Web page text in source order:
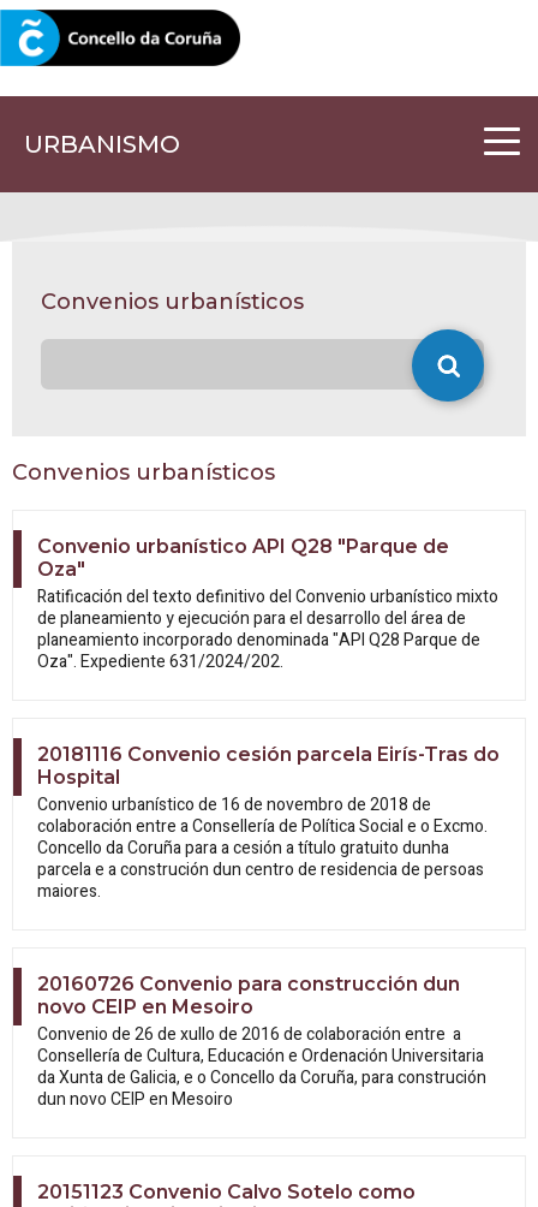
URBANISMO
CORUNA.GAL
Convenios urbanísticos
Convenios urbanísticos
Convenio urbanístico API Q28 "Parque de
Oza"
Ratificación del texto definitivo del Convenio urbanístico mixto
de planeamiento y ejecución para el desarrollo del área de
planeamiento incorporado denominada "API Q28 Parque de
Oza". Expediente 631/2024/202.
20181116 Convenio cesión parcela Eirís-Tras do
Hospital
Convenio urbanístico de 16 de novembro de 2018 de
colaboración entre a Consellería de Política Social e o Excmo.
Concello da Coruña para a cesión a título gratuito dunha
parcela e a construción dun centro de residencia de persoas
maiores.
20160726 Convenio para construcción dun
novo CEIP en Mesoiro
Convenio de 26 de xullo de 2016 de colaboración entre a
Consellería de Cultura, Educación e Ordenación Universitaria
da Xunta de Galicia, e o Concello da Coruña, para construción
dun novo CEIP en Mesoiro
20151123 Convenio Calvo Sotelo como